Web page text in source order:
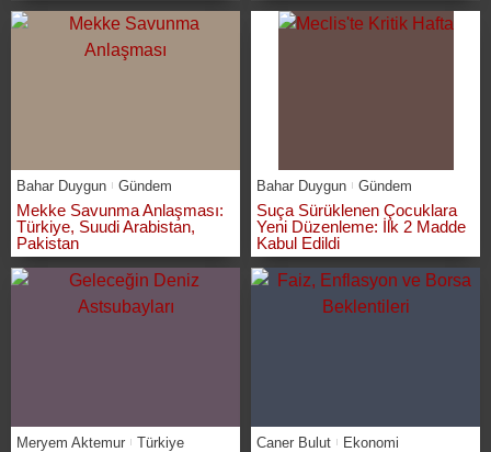
Bahar Duygun Gündem
Mekke Savunma Anlaşması:
Türkiye, Suudi Arabistan,
Pakistan
Bahar Duygun Gündem
Suça Sürüklenen Çocuklara
Yeni Düzenleme: İlk 2 Madde
Kabul Edildi
Meryem Aktemur Türkiye Caner Bulut Ekonomi